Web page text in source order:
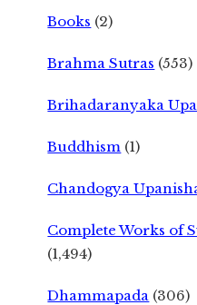
Books (2)
Brahma Sutras (553)
Brihadaranyaka
Buddhism (1)
Chandogya
Complete Works of
(1,494)
Dhammapada (306)